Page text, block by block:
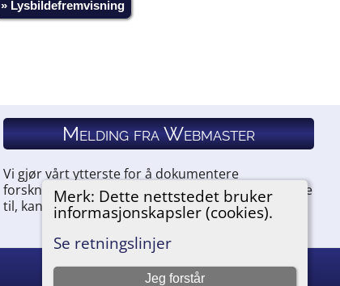
Merk: Dette nettstedet bruker
informasjonskapsler (cookies).
Se retningslinjer
Jeg forstår
» Lysbildefremvisning
Melding fra Webmaster
Vi gjør vårt ytterste for å dokumentere
forskningen vår. Hvis du har noe du ønsker å legge
til, kan du kontakte oss.